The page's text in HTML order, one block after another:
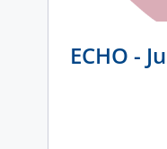
ECHO -